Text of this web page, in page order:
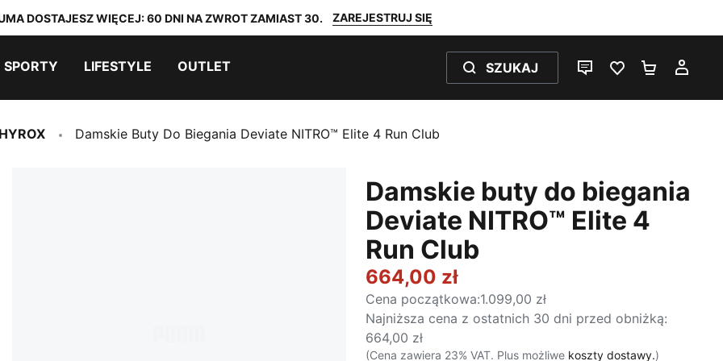
DOSTAJESZ WIĘCEJ: 60 DNI NA ZWROT ZAMIAST 30. ZAREJESTRUJ SIĘ
SPORTY LIFESTYLE OUTLET SZUKAJ
CZAT NA ŻYWO
ULUBIONE 0
KOSZYK
HYROX Damskie Buty Do Biegania Deviate NITRO™ Elite 4 Run Club
Damskie buty do biegania
Deviate NITRO™ Elite 4
Run Club
664,00 zł
Cena początkowa:1.099,00 zł
Najniższa cena z ostatnich 30 dni przed obniżką:
664,00 zł
(Cena zawiera 23% VAT. Plus możliwe koszty dostawy.)